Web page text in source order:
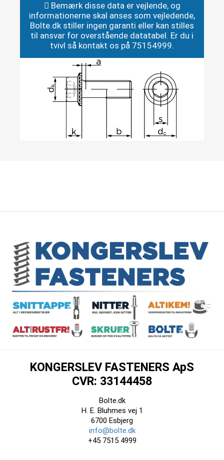
Bemærk disse data er vejlende, og
informationerne skal anses som vejledende,
Bolte.dk stiller ingen garanti eller kan stilles
til ansvar for overstående datatabel. Er du i
tvivl så kontakt os på 75154999.
KONGERSLEV FASTENERS ApS
CVR: 33144458
Bolte.dk
H. E. Bluhmes vej 1
6700 Esbjerg
info@bolte.dk
+45 7515 4999